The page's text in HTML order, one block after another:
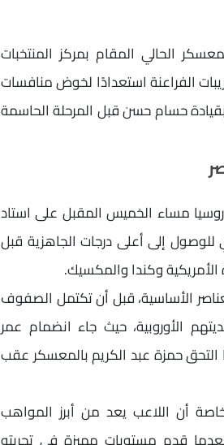
الحالي المقام بمركز المنتخبات
الفراعنة استعدادًا لخوض منافسات
الفني بقيادة حسام حسن قبل المرحلة الحاسمة
مساء الخميس المقبل على استاد
للوصول إلى أعلى درجات الجاهزية قبل
الأمريكية وكندا والمكسيك.
الأساسية، قبل أن تكتمل الصفوف
الأوروبية، حيث جاء انضمام عمر
حمزة عبد الكريم بالمعسكر عقب
أن اللاعب يعد من أبرز المواهب